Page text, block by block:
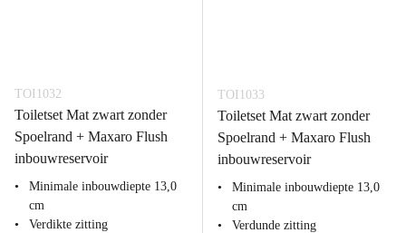
TOI1032
Toiletset Mat zwart zonder
Spoelrand + Maxaro Flush
inbouwreservoir
Minimale inbouwdiepte 13,0
cm
Verdikte zitting
TOI1033
Toiletset Mat zwart zonder
Spoelrand + Maxaro Flush
inbouwreservoir
Minimale inbouwdiepte 13,0
cm
Verdunde zitting